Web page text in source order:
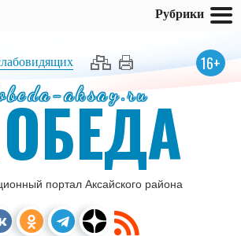
16+
aksay.ru
ОБЕДА
портал Аксайского района
Рубрики